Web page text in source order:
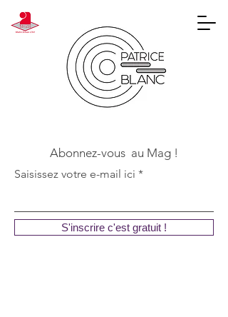
Abonnez-vous au Mag !
Saisissez votre e-mail ici
S'inscrire c'est gratuit !